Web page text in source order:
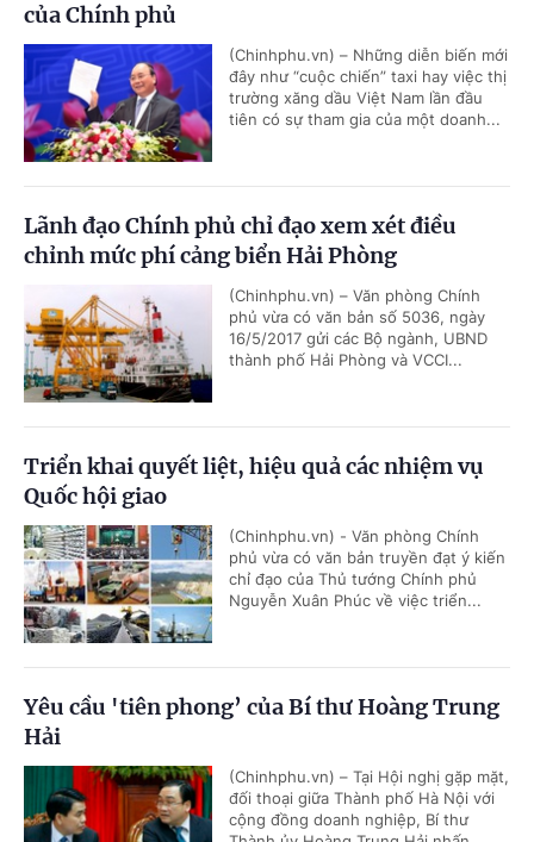
của Chính phủ
(Chinhphu.vn) – Những diễn biến mới
đây như “cuộc chiến” taxi hay việc thị
trường xăng dầu Việt Nam lần đầu
tiên có sự tham gia của một doanh...
Lãnh đạo Chính phủ chỉ đạo xem xét điều
chỉnh mức phí cảng biển Hải Phòng
(Chinhphu.vn) – Văn phòng Chính
phủ vừa có văn bản số 5036, ngày
16/5/2017 gửi các Bộ ngành, UBND
thành phố Hải Phòng và VCCI...
Triển khai quyết liệt, hiệu quả các nhiệm vụ
Quốc hội giao
(Chinhphu.vn) - Văn phòng Chính
phủ vừa có văn bản truyền đạt ý kiến
chỉ đạo của Thủ tướng Chính phủ
Nguyễn Xuân Phúc về việc triển...
Yêu cầu 'tiên phong’ của Bí thư Hoàng Trung
Hải
(Chinhphu.vn) – Tại Hội nghị gặp mặt,
đối thoại giữa Thành phố Hà Nội với
cộng đồng doanh nghiệp, Bí thư